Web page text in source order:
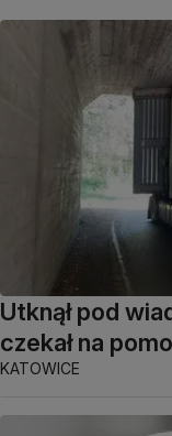
Utknął pod
czekał na
KATOWICE